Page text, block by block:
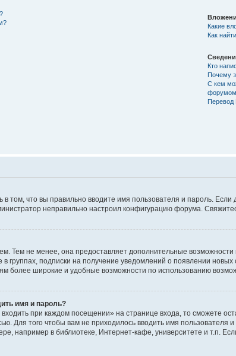
Какие
Как
Кто
Почему
С кем
Перевод
в том, что вы правильно вводите имя пользователя и пароль.
неправильно настроил конфигурацию форума.
Тем не менее, она предоставляет дополнительные
группах, подписки на получение уведомлений о появлении
более широкие и удобные возможности по использованию
имя и пароль?
при каждом посещении» на странице входа, то сможете
Для того чтобы вам не приходилось вводить имя
например в библиотеке, Интернет-кафе, университете и т.п.